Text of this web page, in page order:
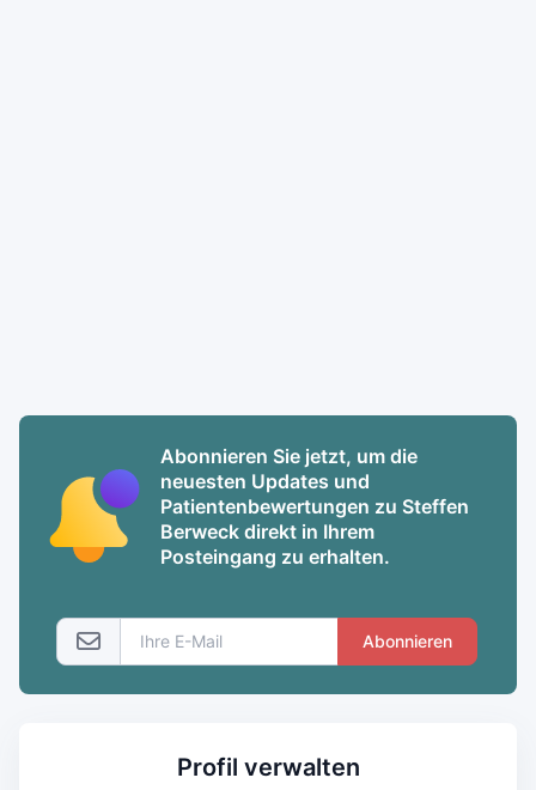
Abonnieren Sie jetzt, um die
neuesten Updates und
Patientenbewertungen zu Steffen
Berweck direkt in Ihrem
Posteingang zu erhalten.
Abonnieren
Profil verwalten